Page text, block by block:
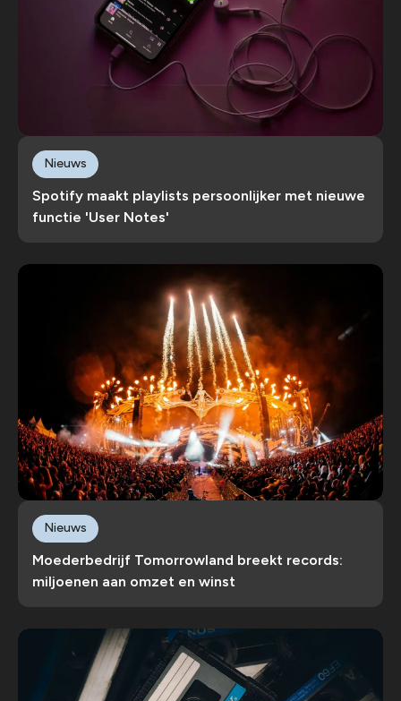
Spotify maakt playlists persoonlijker met nieuwe
functie 'User Notes'
Nieuws
Moederbedrijf Tomorrowland breekt records:
miljoenen aan omzet en winst
Nieuws